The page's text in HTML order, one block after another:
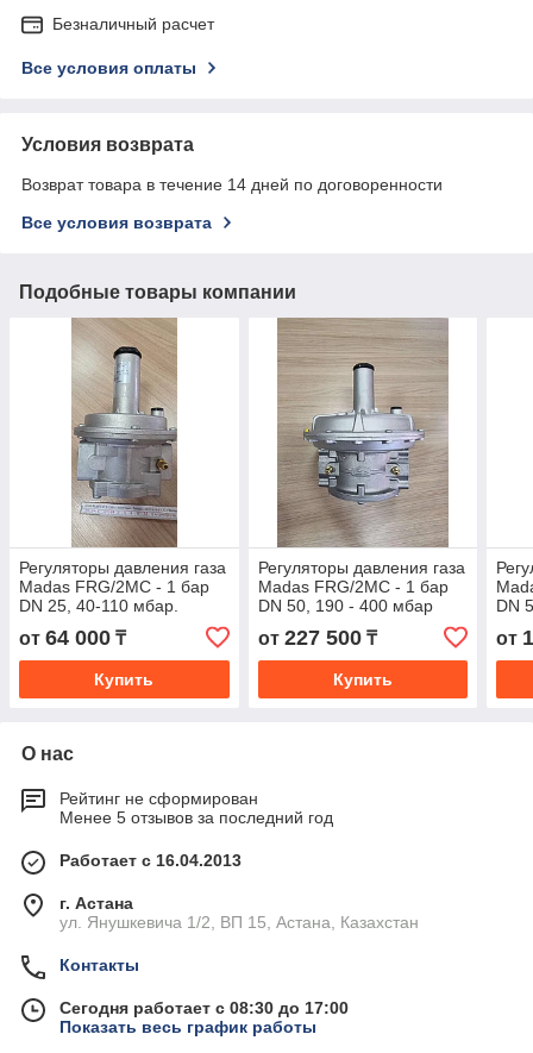
Безналичный расчет
Все условия оплаты
Условия возврата
Возврат товара в течение 14 дней по договоренности
Все условия возврата
Подобные товары компании
Регуляторы давления газа
Madas FRG/2MC - 1 бар
DN 25, 40-110 мбар.
от 64 000 ₸
Купить
Регуляторы давления газа
Madas FRG/2MC - 1 бар
DN 50, 190 - 400 мбар
от 227 500₸
Купить
DN
от
О нас
Рейтинг не сформирован
Менее 5 отзывов за последний год
Работает с 16.04.2013
г. Астана
ул. Янушкевича 1/2, ВП 15, Астана, Казахстан
Контакты
Сегодня работает с 08:30 до 17:00
Показать весь график работы